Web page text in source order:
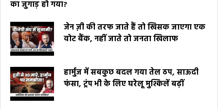
का जुगाड़ हो गया?
जेन ज़ी की तरफ जाते हैं तो खिसक जाएगा एक
वोट बैंक, नहीं जाते तो जनता खिलाफ
हार्मुज में सबकुछ बदल गया तेल ठप, साऊदी
फंसा, ट्रंप भी के लिए घरेलू मुश्किलें बढ़ीं